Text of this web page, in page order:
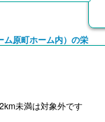
ム原町ホーム内）の栄
未満は対象外です